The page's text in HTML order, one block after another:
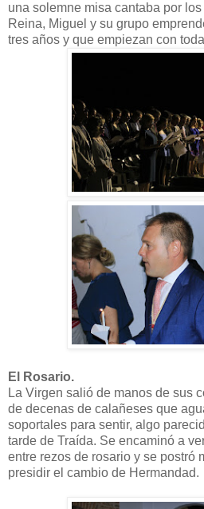
una solemne misa cantaba por
Reina, Miguel y su grupo
tres años y que empiezan con
El Rosario.
La Virgen salió de manos de sus
de decenas de calañeses que
soportales para sentir, algo
tarde de Traída. Se encaminó a
entre rezos de rosario y se postró
presidir el cambio de Hermandad.